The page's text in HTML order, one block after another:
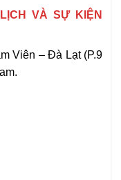
VÀ SỰ KIỆN
Viên – Đà Lạt (P.9